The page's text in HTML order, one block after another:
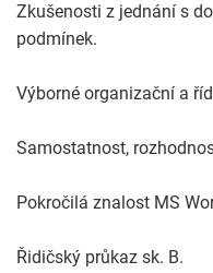
Zkušenosti z jednání s
podmínek.
Výborné organizační a
Samostatnost,
Pokročilá znalost MS
Řidičský průkaz sk. B.